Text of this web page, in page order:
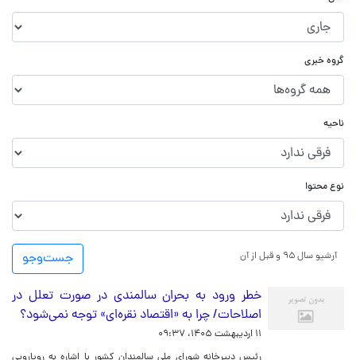
گروه خبری
ناحیه
نوع محتوا
جست‌و‌جو آرشیو سال ۹۵ و قبل از آن
خطر ورود به بحران سالمندی در صورت تعلل در
اصلاحات/ چرا به «اقتصاد نقره‌ای» توجه نمی‌شود؟
۱۱ اردیبهشت ۱۴۰۵، ۰۹:۳۷